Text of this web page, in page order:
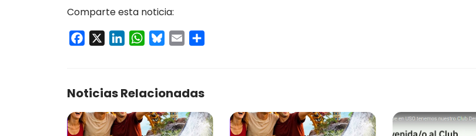
Comparte esta noticia:
Facebook LinkedInWhatsApp
Bluesky
Email
Noticias Relacionadas